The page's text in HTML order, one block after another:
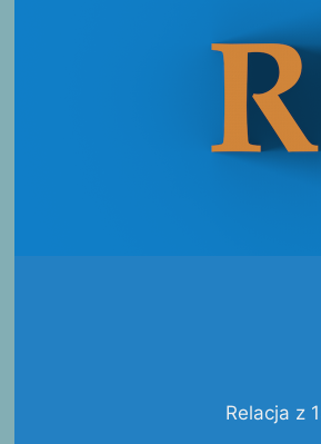
Relacja z